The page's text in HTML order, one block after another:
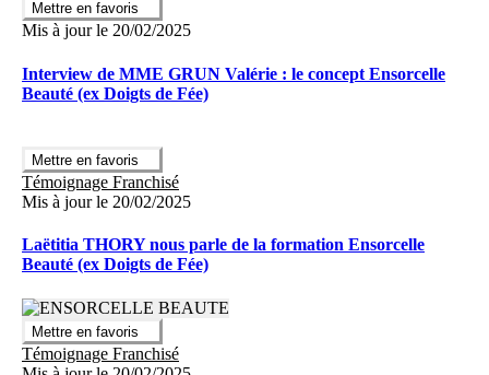
> >
Pourquoi ENSORCELLE BEAUTE
?
Exclusivité territoriale de l’enseigne
Formation de la franchisée de 1 mois
Une formation complète
L’approche téléphonique
Partenariats
Gestion clientèle
Gestion fournisseurs
Manuel opérationnel
Mettre en favoris
Mis à jour le 20/02/2025
Interview de MME GRUN Valérie : le concept Ensorcelle
Beauté (ex Doigts de Fée)
Mettre en favoris
Témoignage Franchisé
Mis à jour le 20/02/2025
Laëtitia THORY nous parle de la formation Ensorcelle
Beauté (ex Doigts de Fée)
Mettre en favoris
Témoignage Franchisé